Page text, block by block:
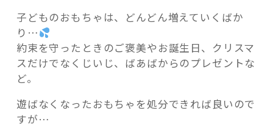
記事検索
子どものおもちゃは、どんどん増えていくばか
り…
約束を守ったときのご褒美やお誕生日、クリスマ
スだけでなくじいじ、ばあばからのプレゼントな
ど。
遊ばなくなったおもちゃを処分できれば良いので
すが…